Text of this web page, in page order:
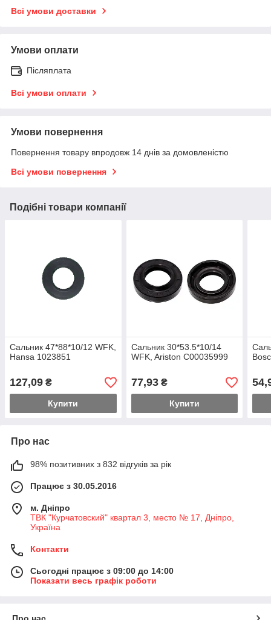
Всі умови доставки
Умови оплати
Післяплата
Всі умови оплати
Умови повернення
Повернення товару впродовж 14 днів за домовленістю
Всі умови повернення
Подібні товари компанії
Сальник 47*88*10/12 WFK,
Hansa 1023851
127,09 ₴
Купити
Сальник 30*53.5*10/14
WFK, Ariston C00035999
77,93₴
Купити
Про нас
98% позитивних з 832 відгуків за рік
Працює з 30.05.2016
м. Дніпро
ТВК "Курчатовский" квартал 3, место № 17, Дніпро,
Україна
Контакти
Сьогодні працює з 09:00 до 14:00
Показати весь графік роботи